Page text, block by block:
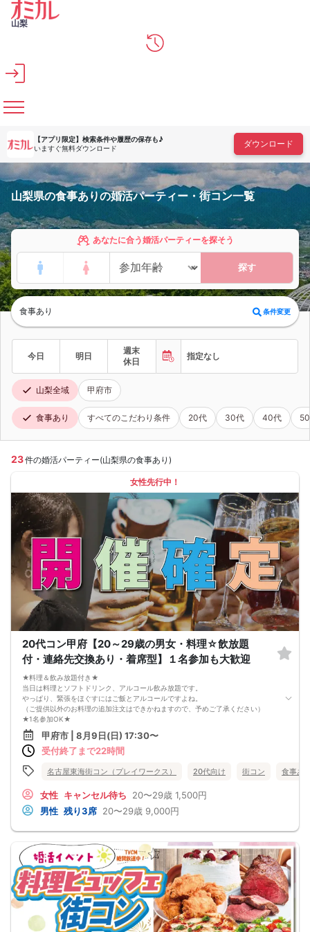
メインコンテンツへスキップ
山梨
【アプリ限定】 検索条件や履歴の保存も♪
いますぐ無料ダウンロード
ダウンロード
山梨県の食事ありの婚活パーティー・街コン一覧
あなたに合う婚活パーティーを探そう
探す
食事あり 条件変更
今日 明日
週末
休日
指定なし
山梨全域 甲府市
食事あり すべてのこだわり条件 20代 30代 40代
23件の婚活パーティー(山梨県の食事あり)
女性先行中！
20代コン甲府【20～29歳の男女・料理☆飲放題
付・連絡先交換あり・着席型】１名参加も大歓迎
★料理＆飲み放題付き★
当日は料理とソフトドリンク、アルコール飲み放題です。
やっぱり、緊張をほぐすにはご飯とアルコールですよね。
（ご提供以外のお料理の追加注文はできかねますので、予めご了承ください）
★1名参加OK★
他の1名参加の方とペアになりますし、友達作りにも最適です。
基本的には２：２のグループトークとなります。
（１：１でのトークはございませんので、予めご了承ください）
このカードのおかけで 終始無言で終わっちゃった・・・
プロフィールカードを活用し、「はじめまして」から会話を楽しみましょう。
★完全着席型・連絡先交換は自由★
完全着席型で席替えはできる限り行います。
換ができなかった」なんてことはありません。
（連絡先交換は席替え時間までに円滑に行ってください）
---------------------------
【お客様へのお願い】
1. ２名様以上でのご参加は必ず同性同士でお申し込みください。
2. 服装の指定はございません。多くのお客様はカジュアルな格好でおこしになら
れています。
3. 開催判断はイベント前日の時点で男性３名・女性３名以上のお申し込みからに
なりますが、当日に参加者のキャンセルで比率が崩れた場合や開催判断人数を下
回った場合、一切返金などの保証はいたしませんのでご了承ください。
甲府市 | 8月9日(日) 17:30〜
受付終了まで22時間
名古屋東海街コン（プレイワークス） 20代向け 街コン 食事あ
女性 キャンセル待ち 20〜29歳 1,500円
男性 残り3席 20〜29歳 9,000円